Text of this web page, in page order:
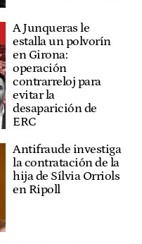
A Junqueras le
estalla un polvorín
en Girona:
operación
contrarreloj para
evitar la
desaparición de
ERC
Antifraude investiga
la contratación de la
hija de Sílvia Orriols
en Ripoll